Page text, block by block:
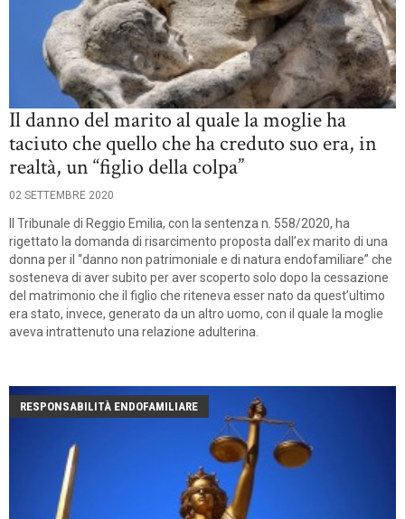
Il danno del marito al quale la moglie ha
taciuto che quello che ha creduto suo era, in
realtà, un “figlio della colpa”
02 SETTEMBRE 2020
Il Tribunale di Reggio Emilia, con la sentenza n. 558/2020, ha
rigettato la domanda di risarcimento proposta dall’ex marito di una
donna per il “danno non patrimoniale e di natura endofamiliare” che
sosteneva di aver subito per aver scoperto solo dopo la cessazione
del matrimonio che il figlio che riteneva esser nato da quest’ultimo
era stato, invece, generato da un altro uomo, con il quale la moglie
aveva intrattenuto una relazione adulterina.
RESPONSABILITÀ ENDOFAMILIARE